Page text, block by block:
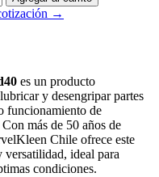
→
es un producto
y desengripar partes
funcionamiento de
más de 50 años de
Chile ofrece este
versatilidad, ideal para
condiciones.